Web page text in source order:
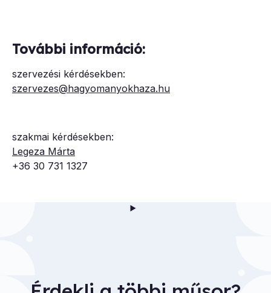
További információ:
szervezési kérdésekben:
szervezes@hagyomanyokhaza.hu
szakmai kérdésekben:
Legeza Márta
+36 30 731 1327